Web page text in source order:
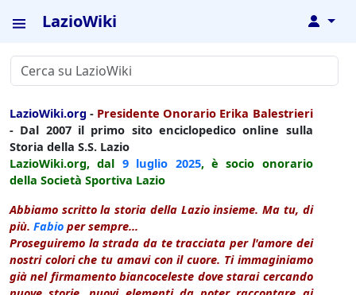
LazioWiki ↓
LazioWiki.org - Presidente Onorario Erika Balestrieri
- Dal 2007 il primo sito enciclopedico online sulla
Storia della S.S. Lazio
LazioWiki.org, dal 9 luglio 2025, è socio onorario
della Società Sportiva Lazio
Abbiamo scritto la storia della Lazio insieme. Ma tu, di
più. Fabio per sempre...
Proseguiremo la strada da te tracciata per l'amore dei
nostri colori che tu amavi con il cuore. Ti immaginiamo
già nel firmamento biancoceleste dove starai cercando